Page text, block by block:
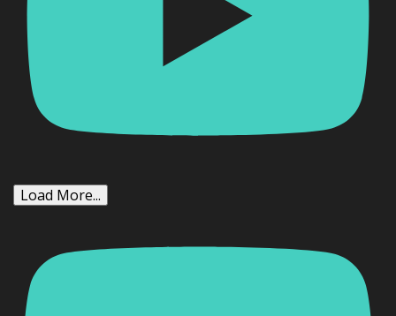
Load More...